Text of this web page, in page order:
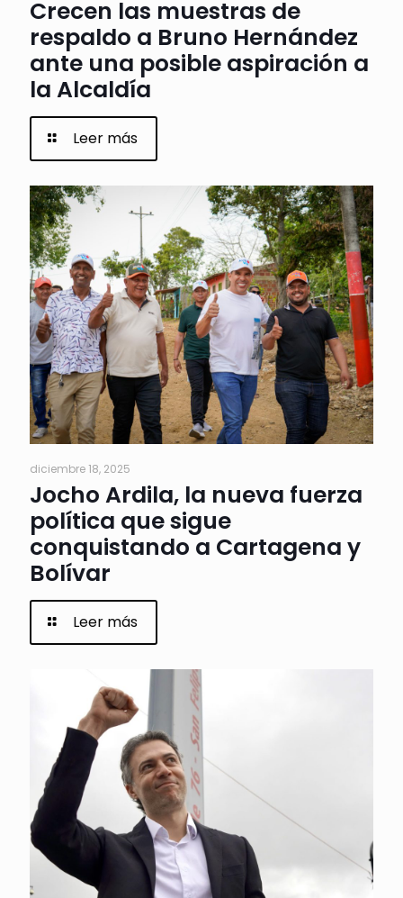
Crecen las muestras de
respaldo a Bruno Hernández
ante una posible aspiración a
la Alcaldía
Leer más
diciembre 18, 2025
Jocho Ardila, la nueva fuerza
política que sigue
conquistando a Cartagena y
Bolívar
Leer más